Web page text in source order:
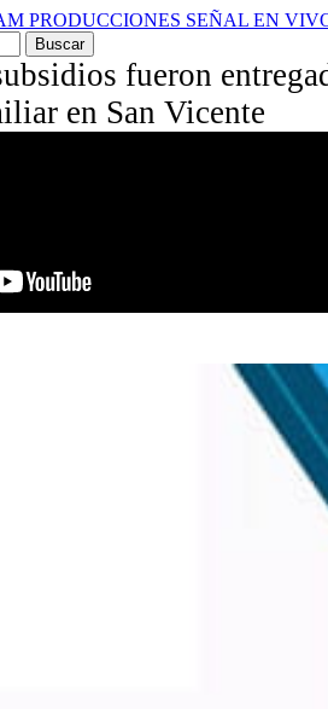
PRODUCCIONES SEÑAL EN
fueron
en San Vicente